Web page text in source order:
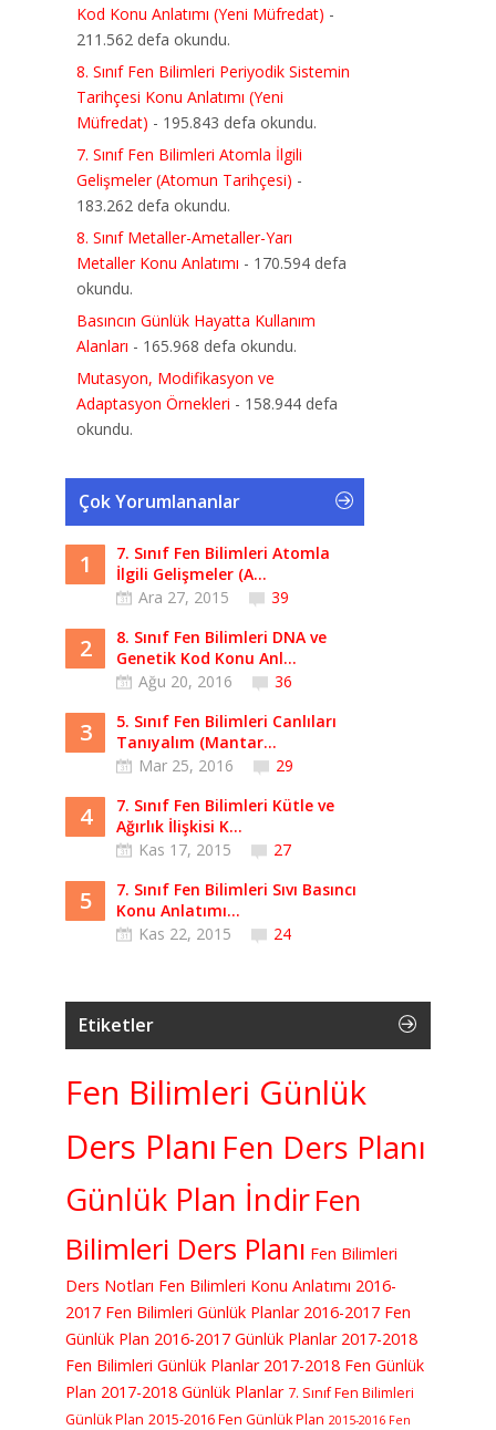
Kod Konu Anlatımı (Yeni Müfredat) -
211.562 defa okundu.
8. Sınıf Fen Bilimleri Periyodik Sistemin
Tarihçesi Konu Anlatımı (Yeni
Müfredat) - 195.843 defa okundu.
7. Sınıf Fen Bilimleri Atomla İlgili
Gelişmeler (Atomun Tarihçesi) -
183.262 defa okundu.
8. Sınıf Metaller-Ametaller-Yarı
Metaller Konu Anlatımı - 170.594 defa
okundu.
Basıncın Günlük Hayatta Kullanım
Alanları - 165.968 defa okundu.
Mutasyon, Modifikasyon ve
Adaptasyon Örnekleri - 158.944 defa
okundu.
Çok Yorumlananlar
1
7. Sınıf Fen Bilimleri Atomla
İlgili Gelişmeler (A...
Ara 27, 2015
39
2
8. Sınıf Fen Bilimleri DNA ve
Genetik Kod Konu Anl...
Ağu 20, 2016
36
3
5. Sınıf Fen Bilimleri Canlıları
Tanıyalım (Mantar...
Mar 25, 2016
29
4
7. Sınıf Fen Bilimleri Kütle ve
Ağırlık İlişkisi K...
Kas 17, 2015
27
5
7. Sınıf Fen Bilimleri Sıvı Basıncı
Konu Anlatımı...
Kas 22, 2015
24
Etiketler
Fen Bilimleri Günlük
Ders Planı Fen Ders Planı
Günlük Plan İndirFen
Bilimleri Ders Planı Fen Bilimleri
Ders Notları Fen Bilimleri Konu Anlatımı 2016-
2017 Fen Bilimleri Günlük Planlar 2016-2017 Fen
Günlük Plan 2016-2017 Günlük Planlar 2017-2018
Fen Bilimleri Günlük Planlar 2017-2018 Fen Günlük
Plan 2017-2018 Günlük Planlar 7. Sınıf Fen Bilimleri
Günlük Plan 2015-2016 Fen Günlük Plan 2015-2016 Fen